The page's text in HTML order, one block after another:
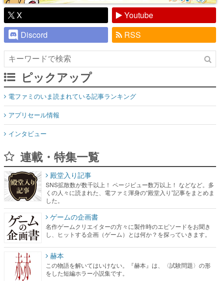
X
Youtube
Discord
RSS
ピックアップ
電ファミのいま読まれている記事ランキング
アプリセール情報
インタビュー
連載・特集一覧
殿堂入り記事
SNS拡散数が数千以上！ ページビュー数万以上！ などなど。多
くの人々に読まれた、電ファミ渾身の“殿堂入り”記事をまとめま
した。
ゲームの企画書
名作ゲームクリエイターの方々に製作時のエピソードをお聞き
し、ヒットする企画（ゲーム）とは何か？を探っていきます。
赫本
この物語を解いてはいけない。『赫本』は、〈試験問題〉の形
をした短編ホラー小説集です。